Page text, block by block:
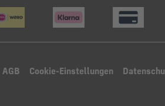
AGB Cookie-Einstellungen